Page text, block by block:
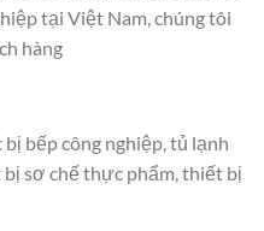
tại Việt Nam, chúng tôi
hàng
bếp công nghiệp, tủ lạnh
sơ chế thực phẩm, thiết bị